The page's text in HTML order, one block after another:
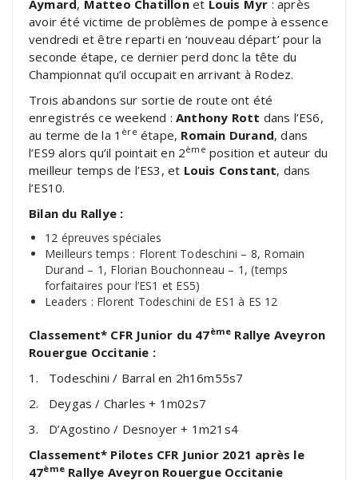
Aymard, Matteo Chatillonet Louis Myr : après
avoir été victime de problèmes de pompe à essence
vendredi et être reparti en ‘nouveau départ’ pour la
seconde étape, ce dernier perd donc la tête du
Championnat qu’il occupait en arrivant à Rodez.
Trois abandons sur sortie de route ont été
enregistrés ce weekend : Anthony Rott dans l’ES6,
au terme de la 1 ère étape, Romain Durand, dans
l’ES9 alors qu’il pointait en 2ème position et auteur du
meilleur temps de l’ES3, et Louis Constant, dans
l’ES10.
Bilan du Rallye :
12 épreuves spéciales
Meilleurs temps : Florent Todeschini – 8, Romain
Durand – 1, Florian Bouchonneau – 1, (temps
forfaitaires pour l’ES1 et ES5)
Leaders : Florent Todeschini de ES1 à ES 12
Classement* CFR Junior du 47ème Rallye Aveyron
Rouergue Occitanie :
1. Todeschini / Barral en 2h16m55s7
2. Deygas / Charles + 1m02s7
3. D’Agostino / Desnoyer + 1m21s4
Classement* Pilotes CFR Junior 2021 après le
47ème Rallye Aveyron Rouergue Occitanie